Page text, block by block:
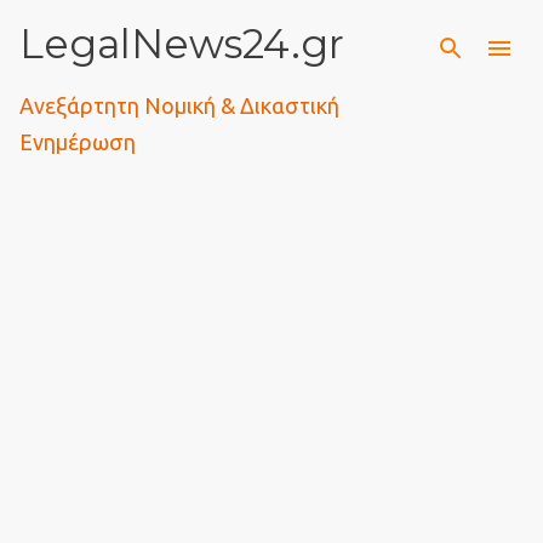
Μετάβαση στο κύριο περιεχόμενο
LegalNews24.gr
Ανεξάρτητη Νομική & Δικαστική
Ενημέρωση